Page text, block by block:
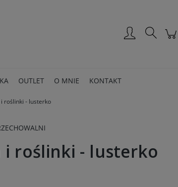
OUTLET O MNIE KONTAKT
roślinki - lusterko
i roślinki - lusterko